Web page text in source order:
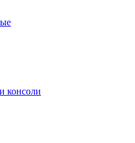
консоли